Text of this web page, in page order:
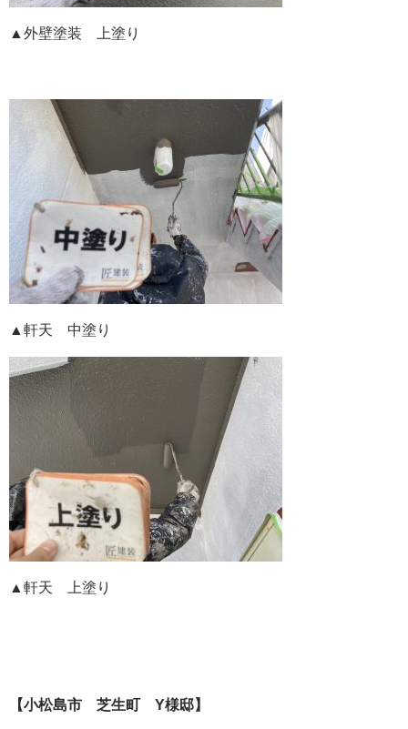
▲外壁塗装 上塗り
▲軒天 中塗り
▲軒天 上塗り
【小松島市 芝生町 Y様邸】